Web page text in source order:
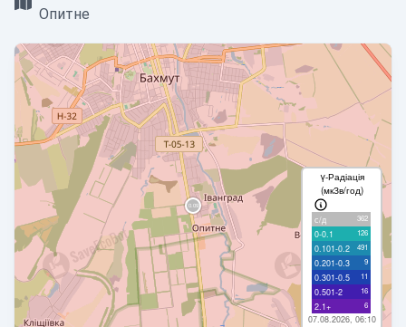
Опитне
γ-Радіація
(мкЗв/год)
с/д 362
0-0.1 126
0.101-0.2 491
0.201-0.3 9
0.301-0.5 11
0.501-2 16
2.1+ 6
07.08.2026, 06:10